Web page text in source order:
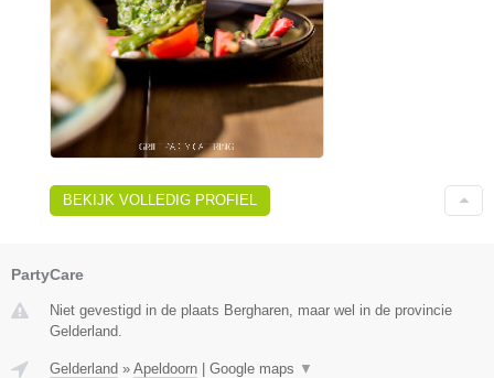
BEKIJK VOLLEDIG PROFIEL
PartyCare
Niet gevestigd in de plaats Bergharen, maar wel in de provincie
Gelderland.
Gelderland » Apeldoorn Google maps ▼